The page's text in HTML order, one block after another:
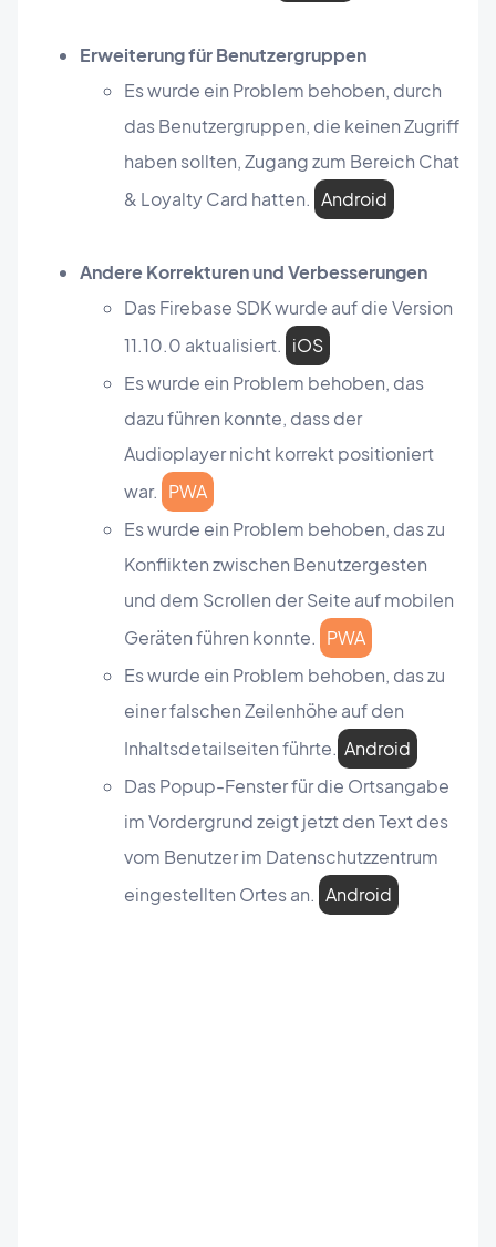
Erweiterung für Benutzergruppen
Es wurde ein Problem behoben, durch
das Benutzergruppen, die keinen Zugriff
haben sollten, Zugang zum Bereich Chat
& Loyalty Card hatten. Android
Andere Korrekturen und Verbesserungen
Das Firebase SDK wurde auf die Version
11.10.0 aktualisiert. iOS
Es wurde ein Problem behoben, das
dazu führen konnte, dass der
Audioplayer nicht korrekt positioniert
war. PWA
Es wurde ein Problem behoben, das zu
Konflikten zwischen Benutzergesten
und dem Scrollen der Seite auf mobilen
Geräten führen konnte. PWA
Es wurde ein Problem behoben, das zu
einer falschen Zeilenhöhe auf den
Inhaltsdetailseiten führte. Android
Das Popup-Fenster für die Ortsangabe
im Vordergrund zeigt jetzt den Text des
vom Benutzer im Datenschutzzentrum
eingestellten Ortes an. Android